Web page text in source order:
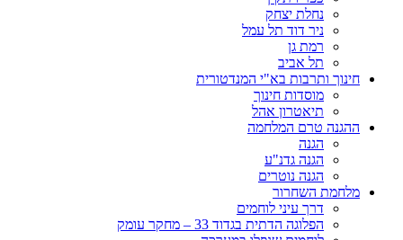
נחלת יצחק
ניר דוד תל עמל
רמת גן
תל אביב
חינוך ותרבות בא"י המנדטורית
מוסדות חינוך
תיאטרון אהל
ההגנה טרם המלחמה
הגנה
הגנה גדנ"ע
הגנה נוטרים
מלחמת השחרור
דרך עיני לוחמים
הפלוגה הדתית בגדוד 33 – מחקר עומק